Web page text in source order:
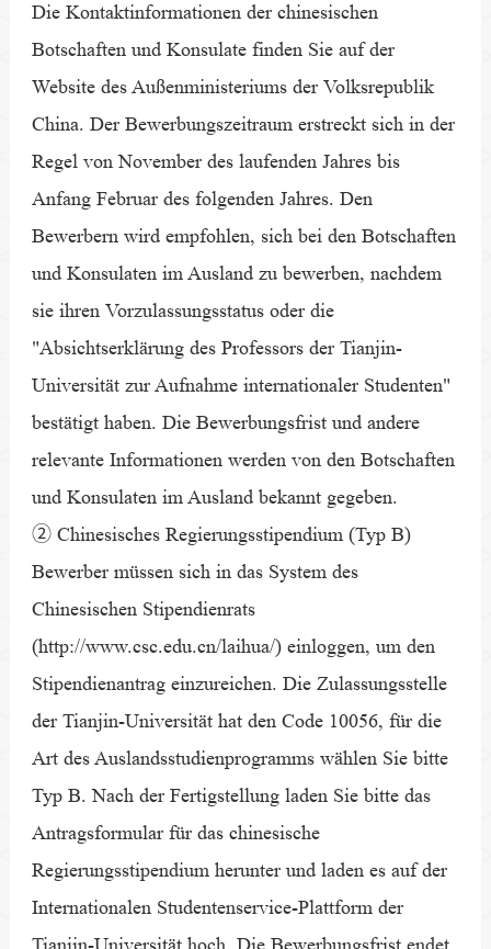
Die Kontaktinformationen der chinesischen
Botschaften und Konsulate finden Sie auf der
Website des Außenministeriums der Volksrepublik
China. Der Bewerbungszeitraum erstreckt sich in der
Regel von November des laufenden Jahres bis
Anfang Februar des folgenden Jahres. Den
Bewerbern wird empfohlen, sich bei den Botschaften
und Konsulaten im Ausland zu bewerben, nachdem
sie ihren Vorzulassungsstatus oder die
"Absichtserklärung des Professors der Tianjin-
Universität zur Aufnahme internationaler Studenten"
bestätigt haben. Die Bewerbungsfrist und andere
relevante Informationen werden von den Botschaften
und Konsulaten im Ausland bekannt gegeben.
② Chinesisches Regierungsstipendium (Typ B)
Bewerber müssen sich in das System des
Chinesischen Stipendienrats
(http://www.csc.edu.cn/laihua/) einloggen, um den
Stipendienantrag einzureichen. Die Zulassungsstelle
der Tianjin-Universität hat den Code 10056, für die
Art des Auslandsstudienprogramms wählen Sie bitte
Typ B. Nach der Fertigstellung laden Sie bitte das
Antragsformular für das chinesische
Regierungsstipendium herunter und laden es auf der
Internationalen Studentenservice-Plattform der
Tianjin-Universität hoch. Die Bewerbungsfrist endet